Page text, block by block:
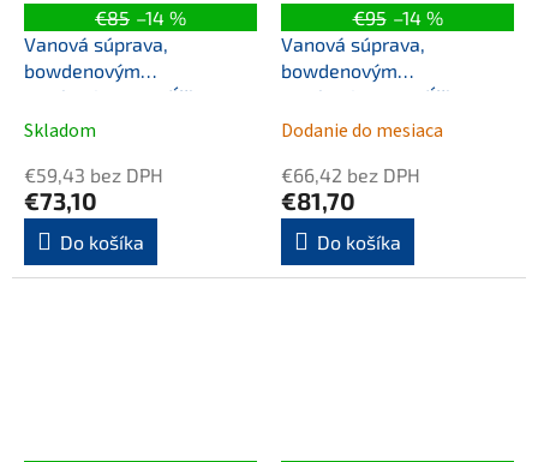
€85 –14 %
Vanová súprava,
bowdenovým
mechanizmom, dĺžka
800mm, zátka 72mm,
Skladom
€59,43 bez DPH
€73,10
Do košíka
€95 –14 %
Vanová súprava,
bowdenovým
mechanizmom, dĺžka
800mm, zátka 72mm, gun
Dodanie do mesiaca
€66,42 bez DPH
€81,70
Do košíka